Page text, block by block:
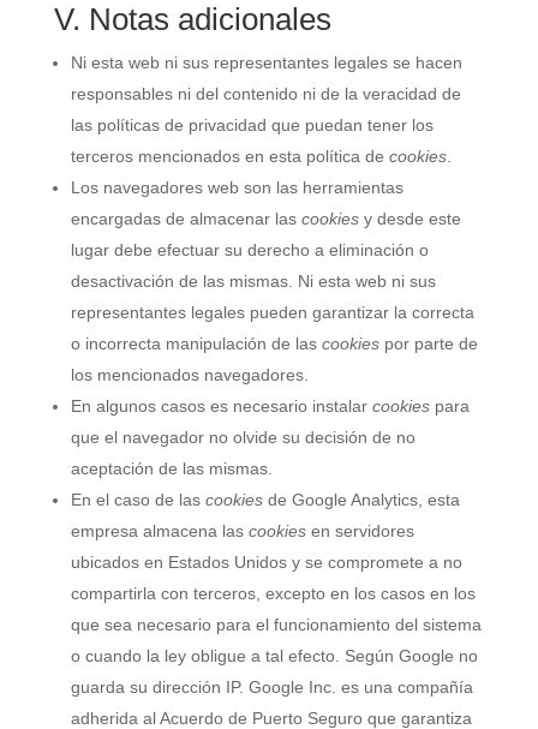
V. Notas adicionales
Ni esta web ni sus representantes legales se hacen
responsables ni del contenido ni de la veracidad de
las políticas de privacidad que puedan tener los
terceros mencionados en esta política de cookies.
Los navegadores web son las herramientas
encargadas de almacenar las cookiesy desde este
lugar debe efectuar su derecho a eliminación o
desactivación de las mismas. Ni esta web ni sus
representantes legales pueden garantizar la correcta
o incorrecta manipulación de las cookiespor parte de
los mencionados navegadores.
En algunos casos es necesario instalar cookiespara
que el navegador no olvide su decisión de no
aceptación de las mismas.
En el caso de las cookiesde Google Analytics, esta
empresa almacena las cookiesen servidores
ubicados en Estados Unidos y se compromete a no
compartirla con terceros, excepto en los casos en los
que sea necesario para el funcionamiento del sistema
o cuando la ley obligue a tal efecto. Según Google no
guarda su dirección IP. Google Inc. es una compañía
adherida al Acuerdo de Puerto Seguro que garantiza